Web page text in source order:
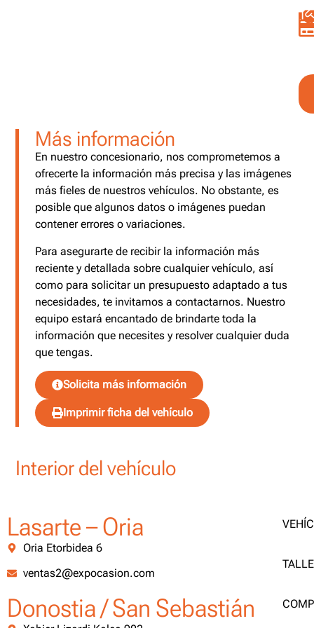
Más información
En nuestro concesionario, nos comprometemos a
ofrecerte la información más precisa y las imágenes
más fieles de nuestros vehículos. No obstante, es
posible que algunos datos o imágenes puedan
contener errores o variaciones.
Para asegurarte de recibir la información más
reciente y detallada sobre cualquier vehículo, así
como para solicitar un presupuesto adaptado a tus
necesidades, te invitamos a contactarnos. Nuestro
equipo estará encantado de brindarte toda la
información que necesites y resolver cualquier duda
que tengas.
Solicita más información
Imprimir ficha del vehículo
Interior del vehículo
Lasarte – Oria
Oria Etorbidea 6
ventas2@expocasion.com
Donostia / San Sebastián